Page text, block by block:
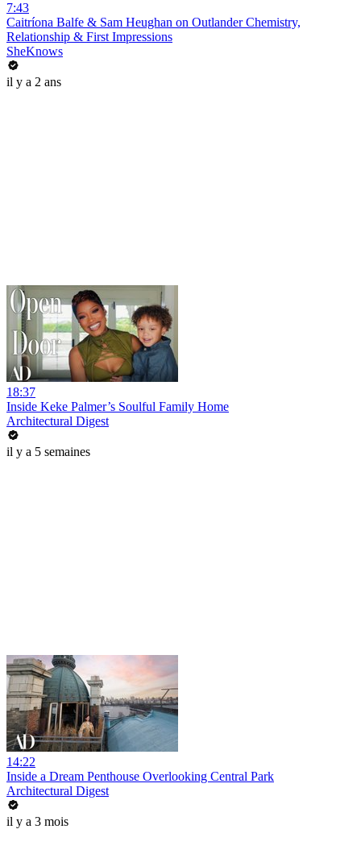
7:43
Caitríona Balfe & Sam Heughan on Outlander Chemistry,
Relationship & First Impressions
SheKnows
il y a 2 ans
18:37
Inside Keke Palmer’s Soulful Family Home
Architectural Digest
il y a 5 semaines
14:22
Inside a Dream Penthouse Overlooking Central Park
Architectural Digest
il y a 3 mois